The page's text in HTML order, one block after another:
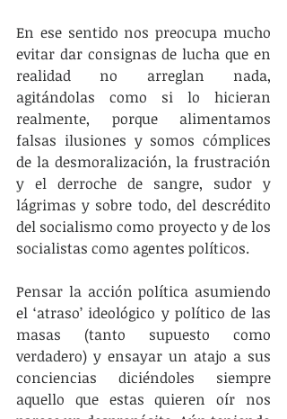
En ese sentido nos preocupa mucho
evitar dar consignas de lucha que en
realidad no arreglan nada,
agitándolas como si lo hicieran
realmente, porque alimentamos
falsas ilusiones y somos cómplices
de la desmoralización, la frustración
y el derroche de sangre, sudor y
lágrimas y sobre todo, del descrédito
del socialismo como proyecto y de los
socialistas como agentes políticos.
Pensar la acción política asumiendo
el ‘atraso’ ideológico y político de las
masas (tanto supuesto como
verdadero) y ensayar un atajo a sus
conciencias diciéndoles siempre
aquello que estas quieren oír nos